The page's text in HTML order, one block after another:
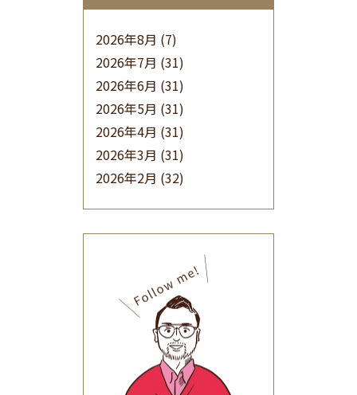
2026年8月 (7)
2026年7月 (31)
2026年6月 (31)
2026年5月 (31)
2026年4月 (31)
2026年3月 (31)
2026年2月 (32)
(32)
2025年9月(30)
2025年8月(31)
2025年7月(37)
2025年6月(48)
2025年5月
(41)